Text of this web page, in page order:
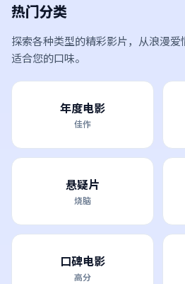
热门分类
探索各种类型的精彩影片，从浪漫
适合您的口味。
年度电影
佳作
悬疑片
烧脑
口碑电影
高分